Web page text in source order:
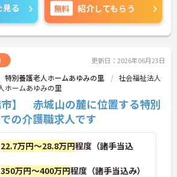
見る 無料 紹介してもらう
更新日：2026年06月23日
別養護老人ホームあゆみの里
社会福祉法人
ームあゆみの里
市】 赤城山の麓に位置する特別
の介護職求人です
22.7万円～28.8万円程度（諸手当込
350万円～400万円程度（諸手当込み）